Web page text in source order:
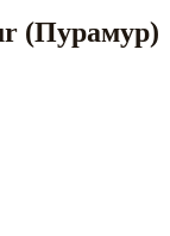
(Пурамур)